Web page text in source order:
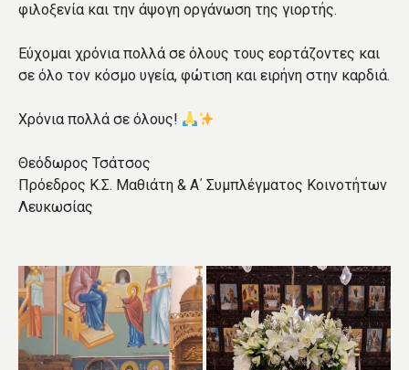
φιλοξενία και την άψογη οργάνωση της γιορτής.
Εύχομαι χρόνια πολλά σε όλους τους εορτάζοντες και
σε όλο τον κόσμο υγεία, φώτιση και ειρήνη στην καρδιά.
Χρόνια πολλά σε όλους!
Θεόδωρος Τσάτσος
Πρόεδρος Κ.Σ. Μαθιάτη & Α΄ Συμπλέγματος Κοινοτήτων
Λευκωσίας